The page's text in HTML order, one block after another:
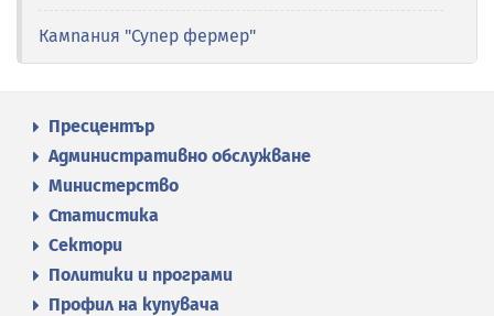
Кампания "Супер фермер"
Пресцентър
Административно обслужване
Министерство
Статистика
Сектори
Политики и програми
Профил на купувача